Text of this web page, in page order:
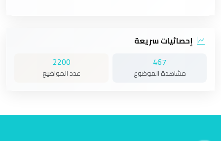
إحصائيات سريعة
467
مشاهدة الموضوع
2200
عدد المواضيع